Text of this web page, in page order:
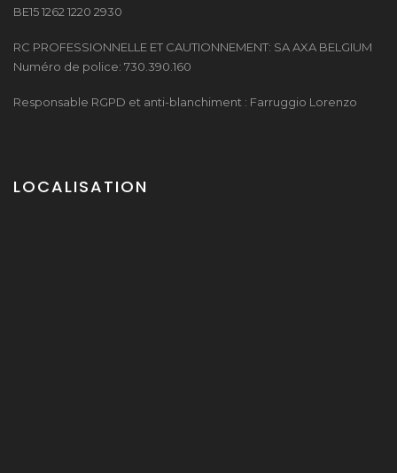
BE15 1262 1220 2930
RC PROFESSIONNELLE ET CAUTIONNEMENT: SA AXA BELGIUM
Numéro de police: 730.390.160
Responsable RGPD et anti-blanchiment : Farruggio Lorenzo
LOCALISATION